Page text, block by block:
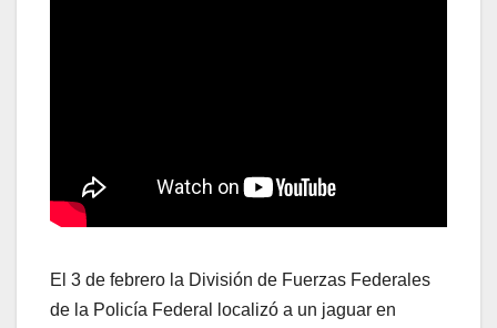
El 3 de febrero la División de Fuerzas Federales
de la Policía Federal localizó a un jaguar en